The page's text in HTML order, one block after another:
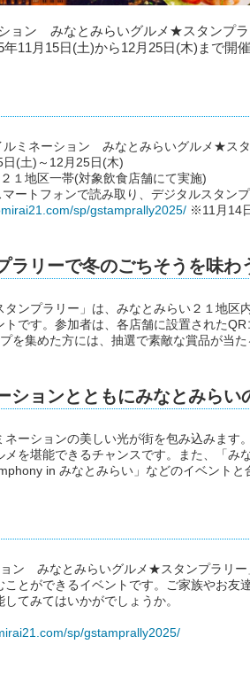
ョン みなとみらいグルメ★スタンプラ
11月15日(土)から12月25日(木)まで開催
ルミネーション みなとみらいグルメ★ス
(土)～12月25日(木)
地区一帯(対象飲食店舗にて実施)
ートフォンで読み取り、デジタルスタン
sp/gstamprally2025/ ※11月14
ラリーで冬のごちそうを味わ
タンプラリー」は、みなとみらい２１地区
トです。参加者は、各店舗に設置された
を集めた方には、抽選で素敵な賞品が当た
ションとともにみなとみらい
ネーションの美しい光が街を包み込みます
メを堪能できるチャンスです。また、「み
in みなとみらい」などのイベントと
ョン みなとみらいグルメ★スタンプラリ
とができるイベントです。ご家族やお友
てみてはいかがでしょうか。
sp/gstamprally2025/